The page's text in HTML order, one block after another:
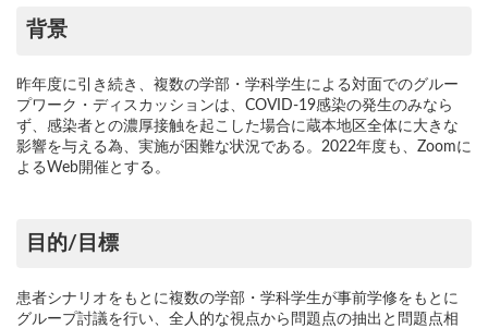
背景
昨年度に引き続き、複数の学部・学科学生による対面でのグルー
プワーク・ディスカッションは、COVID-19感染の発生のみなら
ず、感染者との濃厚接触を起こした場合に蔵本地区全体に大きな
影響を与える為、実施が困難な状況である。2022年度も、Zoomに
よるWeb開催とする。
目的/目標
患者シナリオをもとに複数の学部・学科学生が事前学修をもとに
グループ討議を行い、全人的な視点から問題点の抽出と問題点相